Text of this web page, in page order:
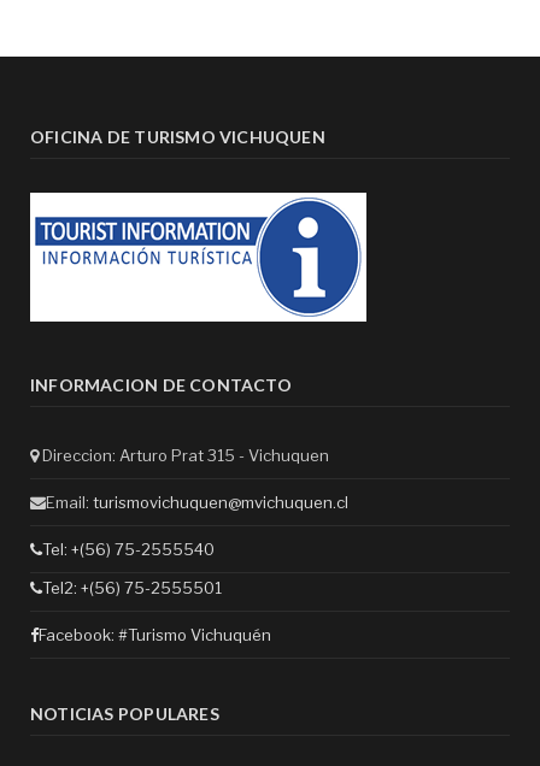
OFICINA DE TURISMO VICHUQUEN
INFORMACION DE CONTACTO
Direccion: Arturo Prat 315 - Vichuquen
Email: turismovichuquen@mvichuquen.cl
Tel: +(56) 75-2555540
Tel2: +(56) 75-2555501
Facebook: #Turismo Vichuquén
NOTICIAS POPULARES